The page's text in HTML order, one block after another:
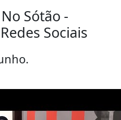
Sótão -
Sociais